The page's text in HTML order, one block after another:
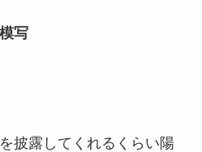
写
披露してくれるくらい陽